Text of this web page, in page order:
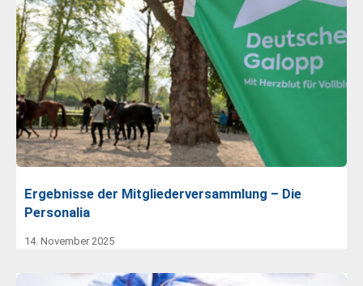
Ergebnisse der Mitgliederversammlung – Die
Personalia
14. November 2025